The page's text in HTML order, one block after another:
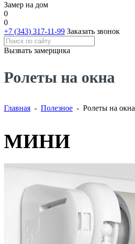
Замер на дом
0
0
+7 (343) 317-11-99 Заказать звонок
Вызвать замерщика
Ролеты на окна
Главная - Полезное - Ролеты на окна
МИНИ